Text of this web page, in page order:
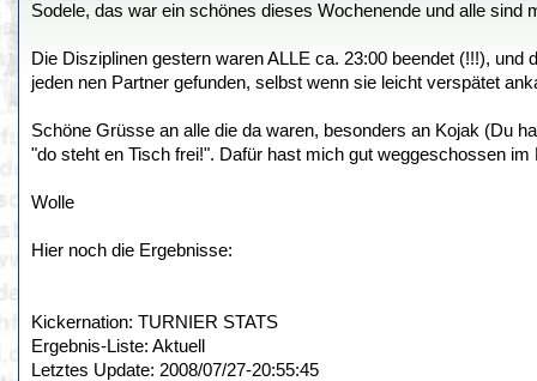
Sodele, das war ein schönes dieses Wochenende und alle
Die Disziplinen gestern waren ALLE ca. 23:00 beendet (!!!),
jeden nen Partner gefunden, selbst wenn sie leicht verspätet
Schöne Grüsse an alle die da waren, besonders an Kojak (Du
"do steht en Tisch frei!". Dafür hast mich gut weggeschossen im
Wolle
Hier noch die Ergebnisse:
Kickernation: TURNIER STATS
Ergebnis-Liste: Aktuell
Letztes Update: 2008/07/27-20:55:45